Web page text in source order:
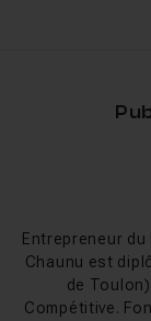
prix allant du
proposent un
RPG Maker
RPG Maker
Tuto
Entrepreneur
Chaunu est
de
Compétitive.